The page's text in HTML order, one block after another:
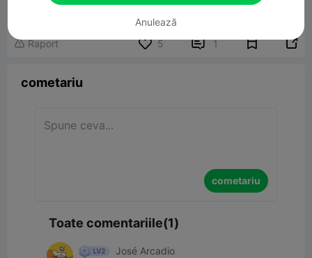
 Raport 5  1 
cometariu
cometariu
Toate comentariile(1)
José Arcadio
Anulează